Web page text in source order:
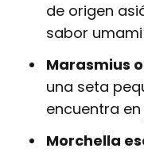
de origen
sabor
Marasmius
una seta
encuentra
Morchella